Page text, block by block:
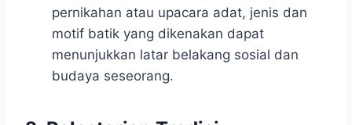
pernikahan atau upacara adat, jenis dan
motif batik yang dikenakan dapat
menunjukkan latar belakang sosial dan
budaya seseorang.